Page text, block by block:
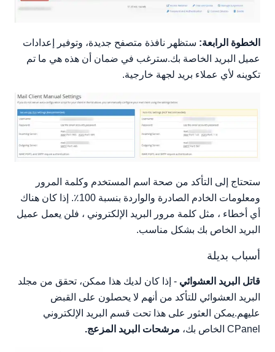
الخطوة الرابعة: ستظهر نافذة متصفح جديدة، وتوفير إعدادات
عميل البريد الخاصة بك.سترغب في ضمان أن هذه هي ما تم
تكوينه لأي عملاء بريد لجهة خارجية.
ستحتاج إلى التأكد من صحة اسم المستخدم وكلمة المرور
ومعلومات الخادم الصادرة والواردة بنسبة 100٪. إذا كان هناك
أي أخطاء ، مثل كلمة مرور البريد الإلكتروني ، فلن يعمل عميل
البريد الخاص بك بشكل مناسب.
أسباب بديلة
قاتل البريد العشوائي - إذا كان لديك هذا ممكن، تحقق من مجلد
البريد العشوائي للتأكد من أنهم لا يحصلون على القبض
عليهم.يمكن العثور على هذا تحت قسم البريد الإلكتروني
CPanel الخاص بك،
مرشحات البريد المزعج.